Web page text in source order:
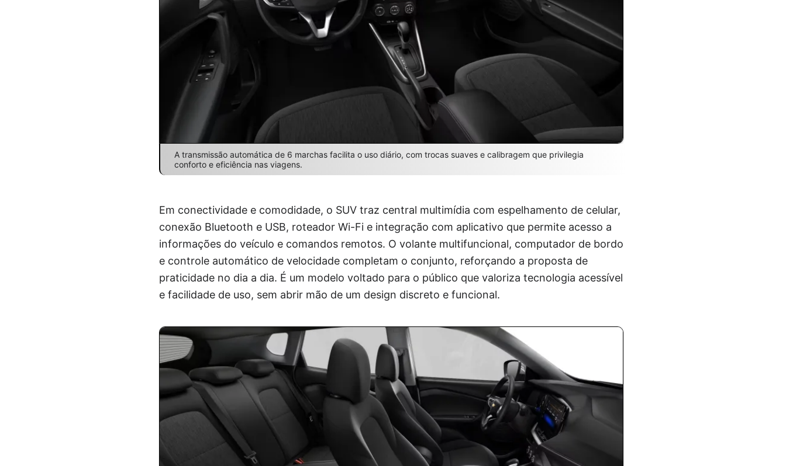
A transmissão automática de 6 marchas facilita o uso diário, com trocas suaves e calibragem que privilegia
conforto e eficiência nas viagens.
Em conectividade e comodidade, o SUV traz central multimídia com espelhamento de celular,
conexão Bluetooth e USB, roteador Wi-Fi e integração com aplicativo que permite acesso a
informações do veículo e comandos remotos. O volante multifuncional, computador de bordo
e controle automático de velocidade completam o conjunto, reforçando a proposta de
praticidade no dia a dia. É um modelo voltado para o público que valoriza tecnologia acessível
e facilidade de uso, sem abrir mão de um design discreto e funcional.